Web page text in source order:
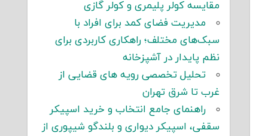
مقایسه کولر پلیمری و کولر گازی
مدیریت فضای کمد برای افراد با
سبک‌های مختلف؛ راهکاری کاربردی برای
نظم پایدار در آشپزخانه
تحلیل تخصصی رویه های قضایی از
غرب تا شرق تهران
راهنمای جامع انتخاب و خرید اسپیکر
سقفی، اسپیکر دیواری و بلندگو شیپوری از